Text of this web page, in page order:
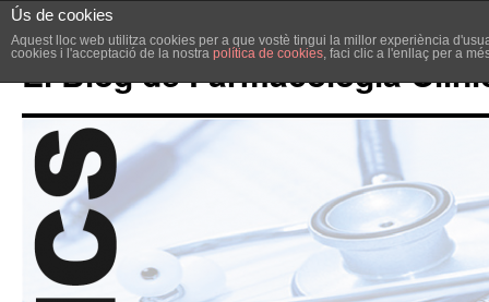
Ús de cookies
Aquest lloc web utilitza cookies per a que vostè tingui la millor experiència
cookies i l'acceptació de la nostra política de cookies, faci clic a l'enllaç per a
El Blog de Farmacologia